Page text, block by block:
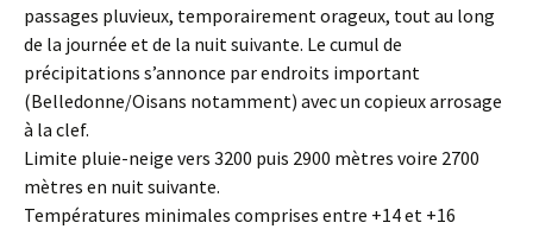
passages pluvieux, temporairement orageux, tout au long
de la journée et de la nuit suivante. Le cumul de
précipitations s’annonce par endroits important
(Belledonne/Oisans notamment) avec un copieux arrosage
à la clef.
Limite pluie-neige vers 3200 puis 2900 mètres voire 2700
mètres en nuit suivante.
Températures minimales comprises entre +14 et +16